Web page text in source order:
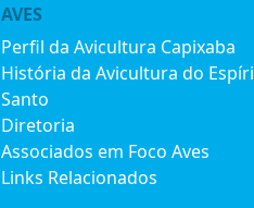
AVES
Perfil da Avicultura Capixaba
História da Avicultura do
Santo
Diretoria
Associados em Foco Aves
Links Relacionados